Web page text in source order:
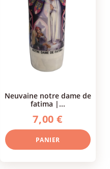
neuvaine notre dame de
fatima |...
7,00 €
PANIER